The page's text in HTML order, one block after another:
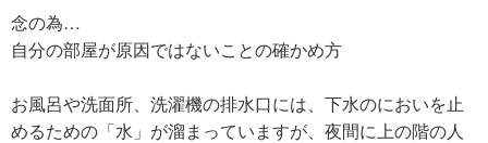
念の為…
自分の部屋が原因ではないことの確かめ方
お風呂や洗面所、洗濯機の排水口には、下水のにおいを止
めるための「水」が溜まっていますが、夜間に上の階の人